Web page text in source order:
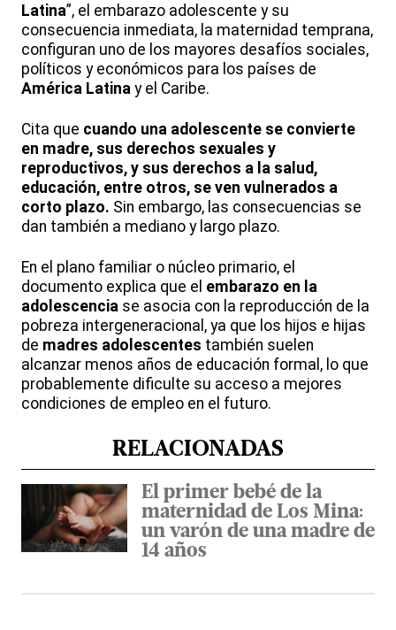
Latina”, el embarazo adolescente y su
consecuencia inmediata, la maternidad temprana,
configuran uno de los mayores desafíos sociales,
políticos y económicos para los países de
América Latina y el Caribe.
Cita que cuando una adolescente se convierte
en madre, sus derechos sexuales y
reproductivos, y sus derechos a la salud,
educación, entre otros, se ven vulnerados a
corto plazo. Sin embargo, las consecuencias se
dan también a mediano y largo plazo.
En el plano familiar o núcleo primario, el
documento explica que el embarazo en la
adolescencia se asocia con la reproducción de la
pobreza intergeneracional, ya que los hijos e hijas
de madres adolescentes también suelen
alcanzar menos años de educación formal, lo que
probablemente dificulte su acceso a mejores
condiciones de empleo en el futuro.
RELACIONADAS
El primer bebé de la
maternidad de Los Mina:
un varón de una madre de
14 años